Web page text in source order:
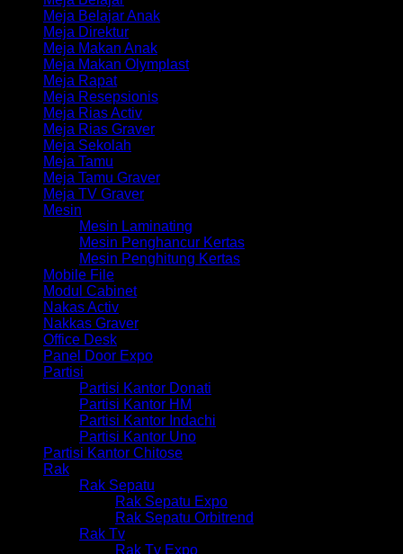
Meja Belajar Anak
Meja Direktur
Meja Makan Anak
Meja Makan Olymplast
Meja Rapat
Meja Resepsionis
Meja Rias Activ
Meja Rias Graver
Meja Sekolah
Meja Tamu
Meja Tamu Graver
Meja TV Graver
Mesin
Mesin Laminating
Mesin Penghancur Kertas
Mesin Penghitung Kertas
Mobile File
Modul Cabinet
Nakas Activ
Nakkas Graver
Office Desk
Panel Door Expo
Partisi
Partisi Kantor Donati
Partisi Kantor HM
Partisi Kantor Indachi
Partisi Kantor Uno
Partisi Kantor Chitose
Rak
Rak Sepatu
Rak Sepatu Expo
Rak Sepatu Orbitrend
Rak Tv
Rak Tv Expo